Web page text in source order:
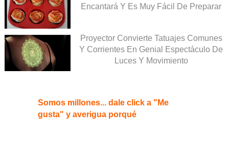
Encantará Y Es Muy Fácil De Preparar
Proyector Convierte Tatuajes Comunes
Y Corrientes En Genial Espectáculo De
Luces Y Movimiento
Somos millones... dale click a "Me
gusta" y averigua porqué